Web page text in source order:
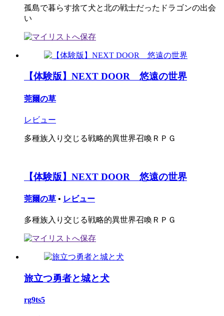
孤島で暮らす捨て犬と北の戦士だったドラゴンの出会
い
【体験版】NEXT DOOR 悠遠の世界
莞爾の草
レビュー
多種族入り交じる戦略的異世界召喚ＲＰＧ
【体験版】NEXT DOOR 悠遠の世界
莞爾の草 • レビュー
多種族入り交じる戦略的異世界召喚ＲＰＧ
旅立つ勇者と城と犬
rg9ts5